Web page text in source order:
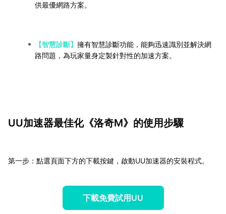
供最優網路方案。
【智慧診斷】 擁有智慧診斷功能，能夠迅速識別並解決網
路問題，為玩家量身定製針對性的加速方案。
UU加速器最佳化《洛奇M》的使用步驟
第一步：點選頁面下方的下載按鍵，啟動UU加速器的安裝程式。
下載免費試用UU